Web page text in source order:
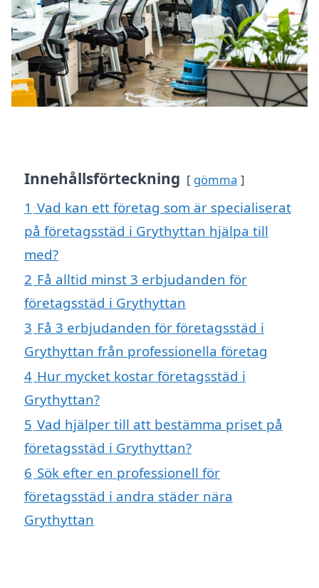
Innehållsförteckning gömma
1 Vad kan ett företag som är specialiserat
på företagsstäd i Grythyttan hjälpa till
med?
2 Få alltid minst 3 erbjudanden för
företagsstäd i Grythyttan
3 Få 3 erbjudanden för företagsstäd i
Grythyttan från professionella företag
4 Hur mycket kostar företagsstäd i
Grythyttan?
5 Vad hjälper till att bestämma priset på
företagsstäd i Grythyttan?
6 Sök efter en professionell för
företagsstäd i andra städer nära
Grythyttan